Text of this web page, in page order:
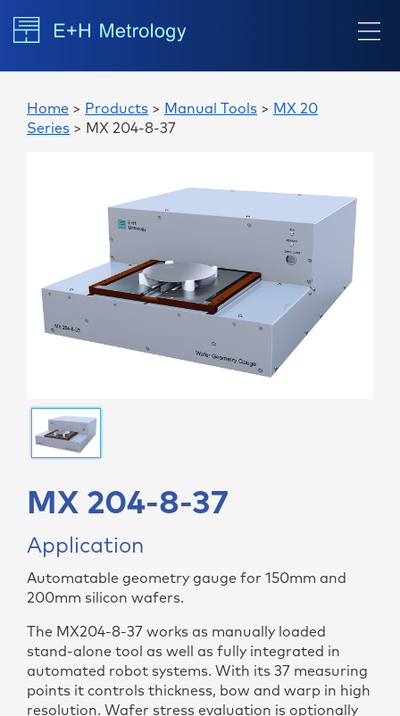
Home > Products > Manual Tools > MX 20
Series > MX 204-8-37
MX 204-8-37
Application
Automatable geometry gauge for 150mm and
200mm silicon wafers.
The MX204-8-37 works as manually loaded
stand-alone tool as well as fully integrated in
automated robot systems. With its 37 measuring
points it controls thickness, bow and warp in high
resolution. Wafer stress evaluation is optionally